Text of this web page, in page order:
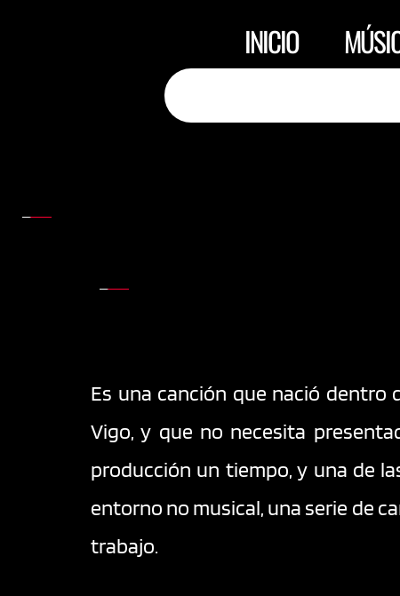
INICIO
Es una canción que nació dentro
Vigo, y que no necesita
producción un tiempo, y una de
entorno no musical, una serie de
trabajo.